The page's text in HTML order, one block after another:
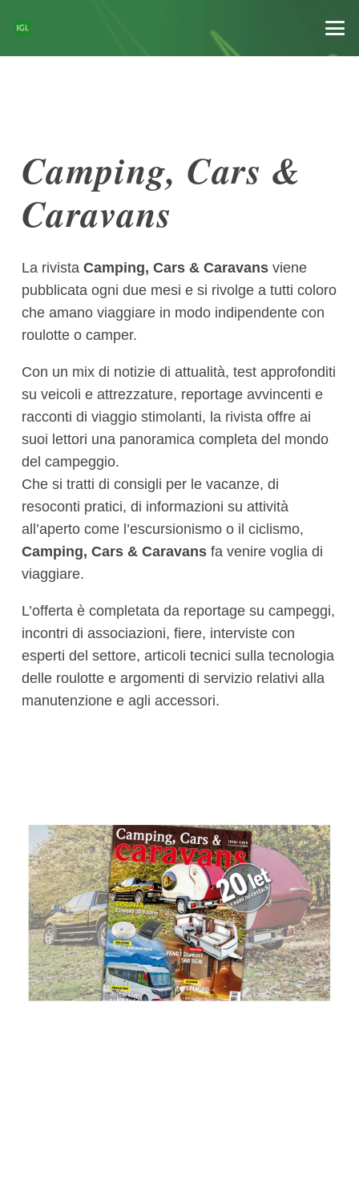
Camping, Cars &
Caravans
La rivista Camping, Cars & Caravans viene
pubblicata ogni due mesi e si rivolge a tutti coloro
che amano viaggiare in modo indipendente con
roulotte o camper.
Con un mix di notizie di attualità, test approfonditi
su veicoli e attrezzature, reportage avvincenti e
racconti di viaggio stimolanti, la rivista offre ai
suoi lettori una panoramica completa del mondo
del campeggio.
Che si tratti di consigli per le vacanze, di
resoconti pratici, di informazioni su attività
all’aperto come l’escursionismo o il ciclismo,
Camping, Cars & Caravans fa venire voglia di
viaggiare.
L’offerta è completata da reportage su campeggi,
incontri di associazioni, fiere, interviste con
esperti del settore, articoli tecnici sulla tecnologia
delle roulotte e argomenti di servizio relativi alla
manutenzione e agli accessori.